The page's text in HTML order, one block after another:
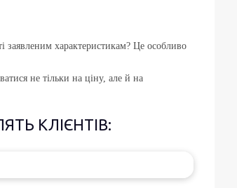
заявленим характеристикам? Це особливо
не тільки на ціну, але й на
КЛІЄНТІВ: